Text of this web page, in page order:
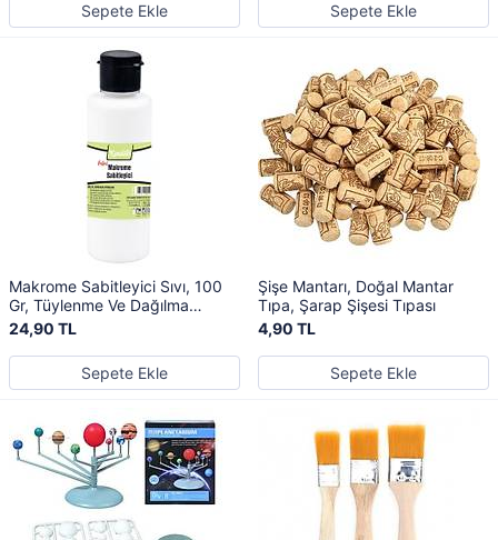
Sepete Ekle Sepete Ekle
Makrome Sabitleyici Sıvı, 100
Gr, Tüylenme Ve Dağılma
Önleyici Tutkal, Yapıştırıcı
24,90 TL
Sepete Ekle
Şişe Mantarı, Doğal Mantar
Tıpa, Şarap Şişesi Tıpası
4,90 TL
Sepete Ekle